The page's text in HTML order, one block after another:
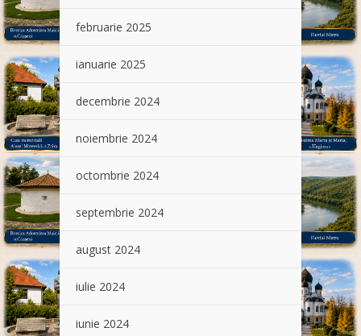
februarie 2025
ianuarie 2025
decembrie 2024
noiembrie 2024
octombrie 2024
septembrie 2024
august 2024
iulie 2024
iunie 2024